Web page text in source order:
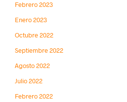
Febrero 2023
Enero 2023
Octubre 2022
Septiembre 2022
Agosto 2022
Julio 2022
Febrero 2022